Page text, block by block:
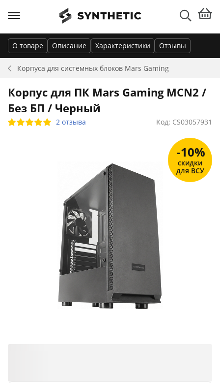
Корпуса для системных блоков Mars Gaming
О товаре Описание Характеристики Отзывы
Корпус для ПК Mars Gaming MCN2 /
Без БП / Черный
2 отзыва Код: CS03057931
-10%
скидки
для ВСУ